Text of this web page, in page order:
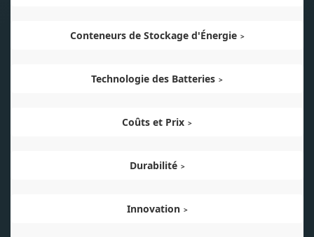
Conteneurs de Stockage d'Énergie
Technologie des Batteries
Coûts et Prix
Durabilité
Innovation